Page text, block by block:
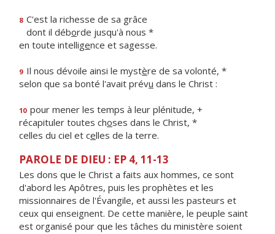
8 C'est la richesse de sa grâce
dont il déborde jusqu'à nous *
en toute intelligence et sagesse.
9 Il nous dévoile ainsi le mystère de sa volonté, *
selon que sa bonté l'avait prévu dans le Christ :
10 pour mener les temps à leur plénitude, +
récapituler toutes choses dans le Christ, *
celles du ciel et celles de la terre.
PAROLE DE DIEU : EP 4, 11-13
Les dons que le Christ a faits aux hommes, ce sont
d'abord les Apôtres, puis les prophètes et les
missionnaires de l'Évangile, et aussi les pasteurs et
ceux qui enseignent. De cette manière, le peuple saint
est organisé pour que les tâches du ministère soient